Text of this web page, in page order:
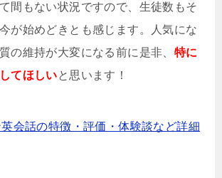
間もない状況ですので、生徒数もそ
が始めどきとも感じます。人気にな
の維持が大変になる前に是非、 特に
てほしいと思います！
会話の特徴・評価・体験談など詳細